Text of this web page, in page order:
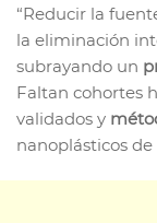
“Reducir la
la eliminación
subrayando un
Faltan cohortes
validados y
nanoplásticos